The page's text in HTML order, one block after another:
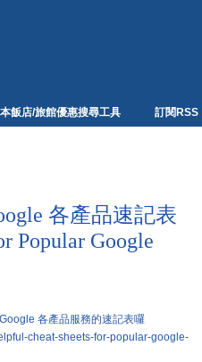
本飯店/旅館優惠搜尋工具 訂閱RSS
各產品速記表
Popular Google
各產品服務的速記表囉
cheat-sheets-for-popular-google-